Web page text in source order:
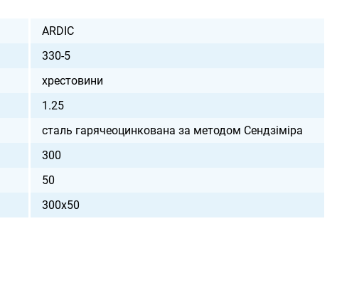
ARDIC
330-5
хрестовини
1.25
сталь гарячеоцинкована за методом Сендзіміра
300
50
300х50